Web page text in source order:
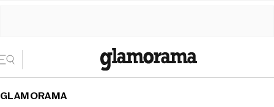
GLAMORAMA